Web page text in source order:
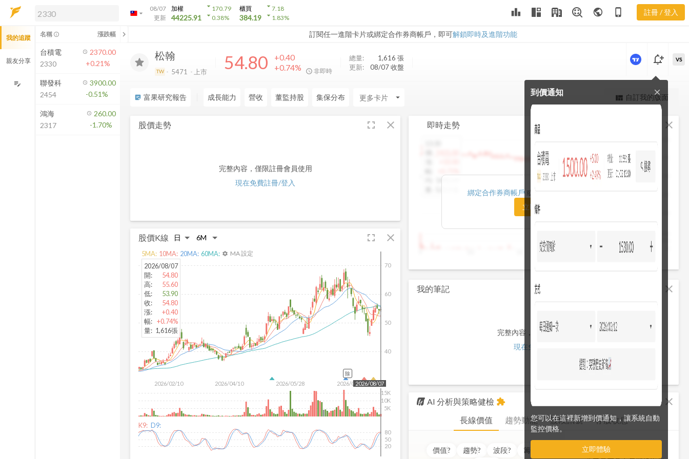
arrow_drop_down
08/07
更新
加權
44225.91
arrow_drop_down170.79
arrow_drop_down0.38%
櫃買
384.19
arrow_drop_down7.18
arrow_drop_down1.83% leaderboard public phone_iphone 註冊 / 登入
訂閱任一進階卡片或綁定合作券商帳戶，即可解鎖即時及進階功能
解鎖即時行情及進階功能
方案」，即可解鎖以下功能：
即時行情
即時市況與排行
成交金額熱力圖
前往方案訂閱
如何綁定合作券商
5471
松翰
TW 5471 上市 54.80
+0.40
+0.74%
非即時
總量: 1,616 張
更新:
08/07 收盤
更強大的進階價量圖表
notification_add
到價通知
您可以在這裡新增到價通知，讓系統自動
監控價格。
立即體驗
close
VS
sticky_note_2 富果研究報告 成長能力 營收 董監持股 集保分布 arrow_drop_down view_quilt 自訂我的版面
股價走勢 fullscreen close
完整內容，僅限註冊會員使用
現在免費註冊/登入
股價K線 fullscreen close
2026/02/10 2026/04/10 2026/05/28 2026/07/16
40
50
60
70
2026/08/07
5K
10K
15K
2026/08/07
開:
54.80
高:
55.60
低:
53.90
收:
54.80
漲:
+0.40
幅: +0.74%
量: 1,616張
5MA: 10MA: 20MA: 60MA: settings MA 設定
除
K9: D9:
20
50
80
即時走勢 close
13
1420.00
13:30
綁定合作券商帳戶 或「訂閱任一方案」即可解鎖
立即前往訂閱
我的筆記 close
完整內容，僅限註冊會員使用
現在免費註冊/登入
AI 分析與策略健檢 close
extension
長線價值 趨勢動能 波段訊號 存股收息
價值? 趨勢? 波段? 籌碼 價值??
我的追蹤
親友分享
edit_note
名稱 info_outline 漲跌幅 chevron_left
台積電
2330
2370.00
+0.21%
聯發科
2454
3900.00
-0.51%
鴻海
2317
260.00
-1.70%